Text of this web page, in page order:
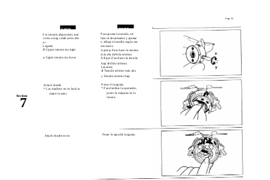
Page 50
English
For tension adjustment, turn
screw using small screwdriv­
er.
Legend;
X Upper tension too tight
y Upper tension too loose
Section
7
Attach shuttle.
* Lay machine on its back to
make it easier.
Español
Para ajustar la tensión, uti­
lizar el desarmador y apretar
o aflojar el tornillo según sea
necesario.
Apretar; Para hacer la tensión
más alta del hilo inferior.
Aflojar; Para hacer la tensión
baja del hilo inferior.
Leyenda:
X Tensión inferior más alta
y Tensión inferior baja
Poner el cangrejo.
* Para facilitar la operación,
poner la máquina en la
trasera.
Attach shuttle cover. Poner la tapa del cangrejo.